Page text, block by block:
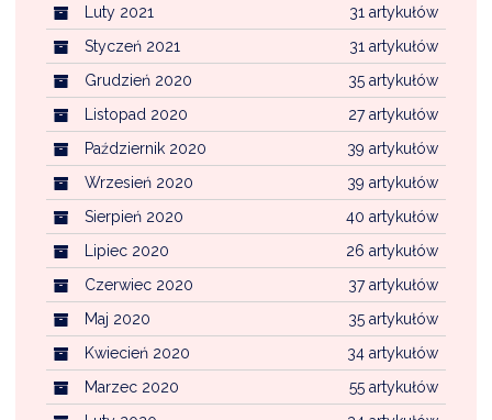
31 artykułów
Luty 2021
31 artykułów
Styczeń 2021
35 artykułów
Grudzień 2020
27 artykułów
Listopad 2020
39 artykułów
Październik 2020
39 artykułów
Wrzesień 2020
40 artykułów
Sierpień 2020
26 artykułów
Lipiec 2020
37 artykułów
Czerwiec 2020
35 artykułów
Maj 2020
34 artykułów
Kwiecień 2020
55 artykułów
Marzec 2020